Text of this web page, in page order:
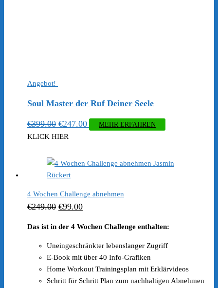
Angebot!
Soul Master der Ruf Deiner Seele
€399.00 Ursprünglicher
Preis
€399.00
€247.00Aktueller
€247.00.
MEHR ERFAHREN
KLICK HIER
4 Wochen Challenge abnehmen
€249.00 Ursprünglicher
€249.00
€99.00Aktueller
€99.00.
Das ist in der 4 Wochen Challenge enthalten:
Uneingeschränkter lebenslanger Zugriff
E-Book mit über 40 Info-Grafiken
Home Workout Trainingsplan mit Erklärvideos
Schritt für Schritt Plan zum nachhaltigen Abnehmen